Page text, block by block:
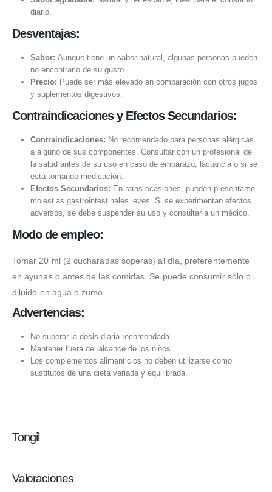
diario.
Desventajas:
Sabor: Aunque tiene un sabor natural, algunas personas pueden
no encontrarlo de su gusto.
Precio: Puede ser más elevado en comparación con otros jugos
y suplementos digestivos.
Contraindicaciones y Efectos Secundarios:
Contraindicaciones: No recomendado para personas alérgicas
a alguno de sus componentes. Consultar con un profesional de
la salud antes de su uso en caso de embarazo, lactancia o si se
está tomando medicación.
Efectos Secundarios: En raras ocasiones, pueden presentarse
molestias gastrointestinales leves. Si se experimentan efectos
adversos, se debe suspender su uso y consultar a un médico.
Modo de empleo:
Tomar 20 ml (2 cucharadas soperas) al día, preferentemente
en ayunas o antes de las comidas. Se puede consumir solo o
diluido en agua o zumo.
Advertencias:
No superar la dosis diaria recomendada.
Mantener fuera del alcance de los niños.
Los complementos alimenticios no deben utilizarse como
sustitutos de una dieta variada y equilibrada.
Tongil
Valoraciones